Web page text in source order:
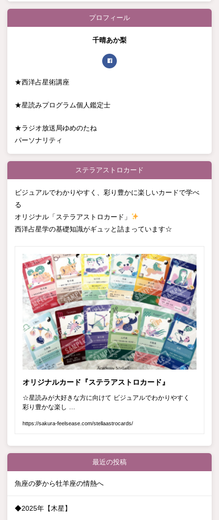
プロフィール
千晴あか梨
★西洋占星術講座
★星読みプログラム個人鑑定士
★ラジオ放送局ゆめのたね
パーソナリティ
ステラアストロカード
ビジュアルでわかりやすく、彩り豊かに楽しいカードで学べ
る
オリジナル「ステラアストロカード」
西洋占星学の基礎知識がギュッと詰まっています☆
最近の投稿
魚座の夢から牡羊座の情熱へ
◆2025年【木星】